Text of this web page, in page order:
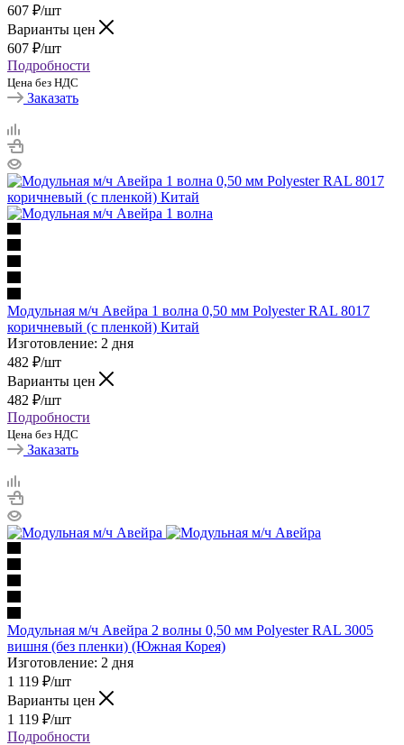
607 ₽/шт
Варианты цен
607 ₽/шт
Подробности
Цена без НДС
Заказать
Модульная м/ч Авейра 1 волна 0,50 мм Polyester RAL 8017
коричневый (с пленкой) Китай
Изготовление: 2 дня
482 ₽/шт
Варианты цен
482 ₽/шт
Подробности
Цена без НДС
Заказать
Модульная м/ч Авейра 2 волны 0,50 мм Polyester RAL 3005
вишня (без пленки) (Южная Корея)
Изготовление: 2 дня
1 119 ₽/шт
Варианты цен
1 119 ₽/шт
Подробности